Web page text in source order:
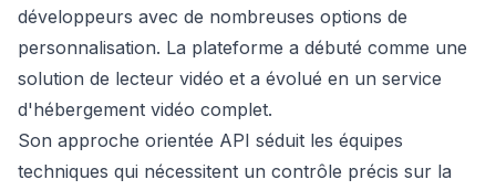
développeurs avec de nombreuses options de
personnalisation. La plateforme a débuté comme une
solution de lecteur vidéo et a évolué en un service
d'hébergement vidéo complet.
Son approche orientée API séduit les équipes
techniques qui nécessitent un contrôle précis sur la